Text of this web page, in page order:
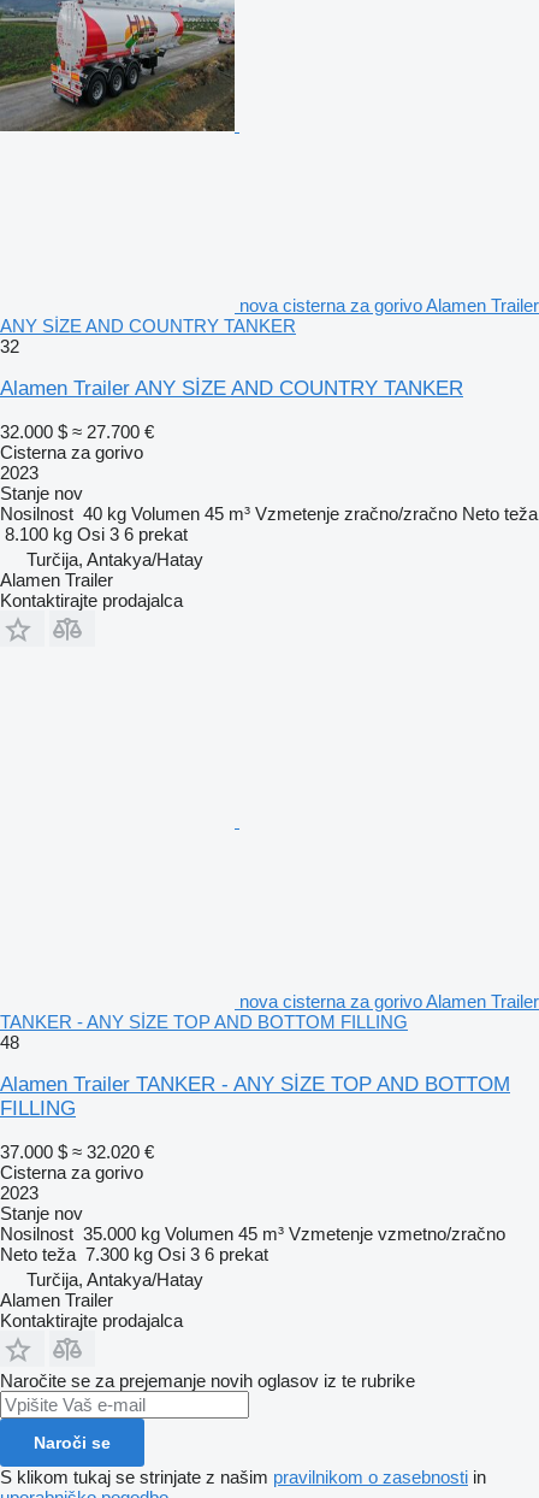
nova cisterna za gorivo Alamen Trailer
ANY SİZE AND COUNTRY TANKER
32
Alamen Trailer ANY SİZE AND COUNTRY TANKER
32.000 $ ≈ 27.700 €
Cisterna za gorivo
2023
Stanje nov
Nosilnost 40 kg Volumen 45 m³ Vzmetenje zračno/zračno Neto teža
8.100 kg Osi 3 6 prekat
Turčija, Antakya/Hatay
Alamen Trailer
Kontaktirajte prodajalca
nova cisterna za gorivo Alamen Trailer
TANKER - ANY SİZE TOP AND BOTTOM FILLING
48
Alamen Trailer TANKER - ANY SİZE TOP AND BOTTOM
FILLING
37.000 $ ≈ 32.020 €
Cisterna za gorivo
2023
Stanje nov
Nosilnost 35.000 kg Volumen 45 m³ Vzmetenje vzmetno/zračno
Neto teža 7.300 kg Osi 3 6 prekat
Turčija, Antakya/Hatay
Alamen Trailer
Kontaktirajte prodajalca
Naročite se za prejemanje novih oglasov iz te rubrike
Naroči se
S klikom tukaj se strinjate z našim pravilnikom o zasebnosti in